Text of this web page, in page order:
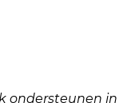
ondersteunen in